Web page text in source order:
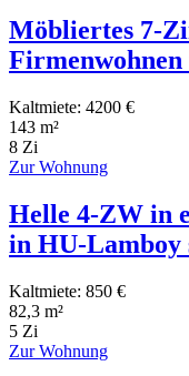
Möbliertes 7-
Kaltmiete: 4200 €
143 m²
8 Zi
Zur Wohnung
Helle 4-ZW in
in HU-Lamboy
Kaltmiete: 850 €
82,3 m²
5 Zi
Zur Wohnung